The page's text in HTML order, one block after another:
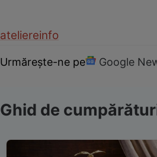
ateliereinfo
Urmărește-ne pe Google
Ghid de